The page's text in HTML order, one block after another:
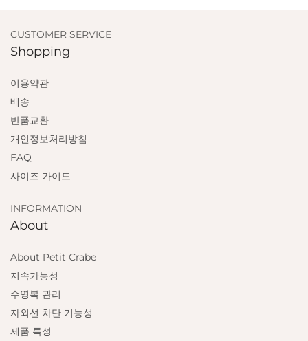
CUSTOMER SERVICE
Shopping
이용약관
배송
반품교환
개인정보처리방침
FAQ
사이즈 가이드
INFORMATION
About
About Petit Crabe
지속가능성
수영복 관리
자외선 차단 기능성
제품 특성